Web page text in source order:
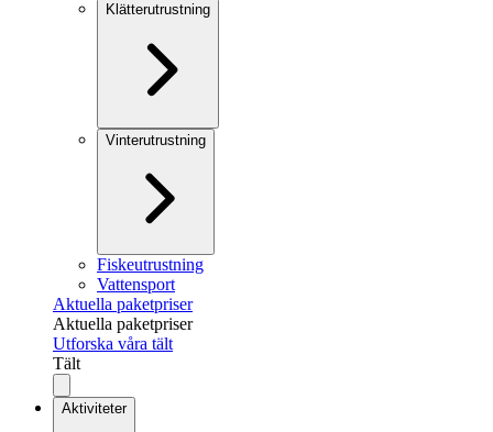
Klätterutrustning
Vinterutrustning
Fiskeutrustning
Vattensport
Aktuella paketpriser
Aktuella paketpriser
Utforska våra tält
Tält
Aktiviteter